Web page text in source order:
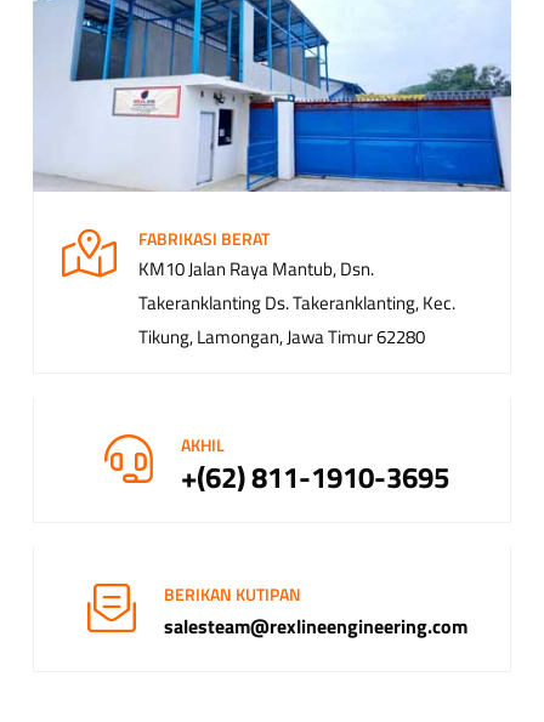
FABRIKASI BERAT
KM10 Jalan Raya Mantub, Dsn.
Takeranklanting Ds. Takeranklanting, Kec.
Tikung, Lamongan, Jawa Timur 62280
AKHIL
+(62) 811-1910-3695
BERIKAN KUTIPAN
salesteam@rexlineengineering.com